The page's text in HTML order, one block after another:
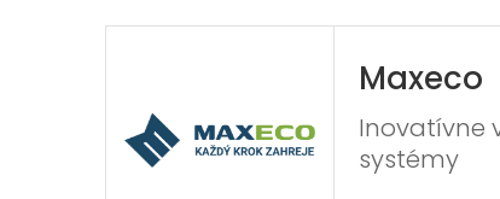
Maxeco
Inovatívne
systémy